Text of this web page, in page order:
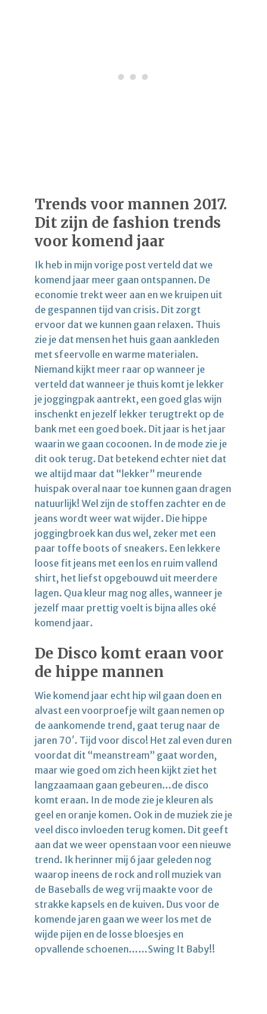
Trends voor mannen 2017.
Dit zijn de fashion trends
voor komend jaar
Ik heb in mijn vorige post verteld dat we
komend jaar meer gaan ontspannen. De
economie trekt weer aan en we kruipen uit
de gespannen tijd van crisis. Dit zorgt
ervoor dat we kunnen gaan relaxen. Thuis
zie je dat mensen het huis gaan aankleden
met sfeervolle en warme materialen.
Niemand kijkt meer raar op wanneer je
verteld dat wanneer je thuis komt je lekker
je joggingpak aantrekt, een goed glas wijn
inschenkt en jezelf lekker terugtrekt op de
bank met een goed boek. Dit jaar is het jaar
waarin we gaan cocoonen. In de mode zie je
dit ook terug. Dat betekend echter niet dat
we altijd maar dat “lekker” meurende
huispak overal naar toe kunnen gaan dragen
natuurlijk! Wel zijn de stoffen zachter en de
jeans wordt weer wat wijder. Die hippe
joggingbroek kan dus wel, zeker met een
paar toffe boots of sneakers. Een lekkere
loose fit jeans met een los en ruim vallend
shirt, het liefst opgebouwd uit meerdere
lagen. Qua kleur mag nog alles, wanneer je
jezelf maar prettig voelt is bijna alles oké
komend jaar.
De Disco komt eraan voor
de hippe mannen
Wie komend jaar echt hip wil gaan doen en
alvast een voorproefje wilt gaan nemen op
de aankomende trend, gaat terug naar de
jaren 70′. Tijd voor disco! Het zal even duren
voordat dit “meanstream” gaat worden,
maar wie goed om zich heen kijkt ziet het
langzaamaan gaan gebeuren…de disco
komt eraan. In de mode zie je kleuren als
geel en oranje komen. Ook in de muziek zie je
veel disco invloeden terug komen. Dit geeft
aan dat we weer openstaan voor een nieuwe
trend. Ik herinner mij 6 jaar geleden nog
waarop ineens de rock and roll muziek van
de Baseballs de weg vrij maakte voor de
strakke kapsels en de kuiven. Dus voor de
komende jaren gaan we weer los met de
wijde pijen en de losse bloesjes en
opvallende schoenen……Swing It Baby!!